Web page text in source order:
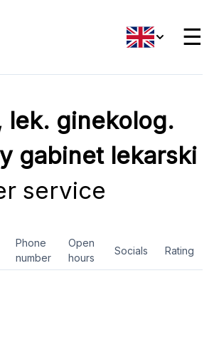
☰
lek. ginekolog.
gabinet lekarski
service
Phone
number
Open
hours
Socials Rating